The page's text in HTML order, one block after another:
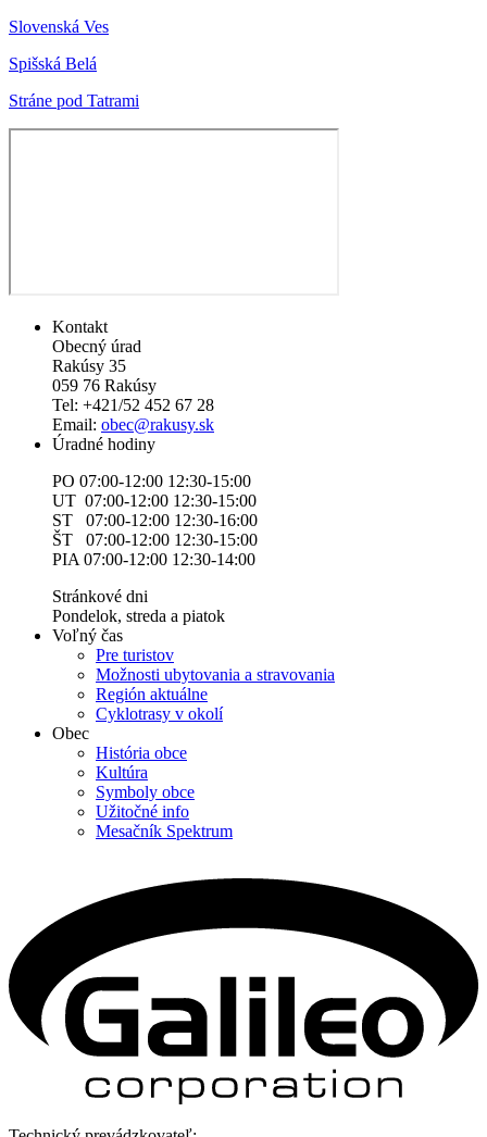
Slovenská Ves
Spišská Belá
Stráne pod Tatrami
Kontakt
Obecný úrad
Rakúsy 35
059 76 Rakúsy
Tel: +421/52 452 67 28
Email: obec@rakusy.sk
Úradné hodiny
PO 07:00-12:00 12:30-15:00
UT 07:00-12:00 12:30-15:00
ST 07:00-12:00 12:30-16:00
ŠT 07:00-12:00 12:30-15:00
PIA 07:00-12:00 12:30-14:00
Stránkové dni
Pondelok, streda a piatok
Voľný čas
Pre turistov
Možnosti ubytovania a stravovania
Región aktuálne
Cyklotrasy v okolí
Obec
História obce
Kultúra
Symboly obce
Užitočné info
Mesačník Spektrum